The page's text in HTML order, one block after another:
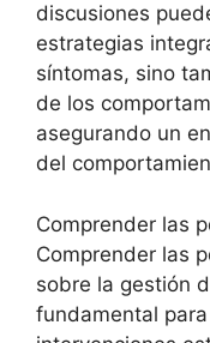
discusiones
estrategias
síntomas, sino
de los
asegurando un
del
Comprender las
Comprender las
sobre la gestión
fundamental